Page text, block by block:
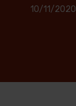
10/11/2020